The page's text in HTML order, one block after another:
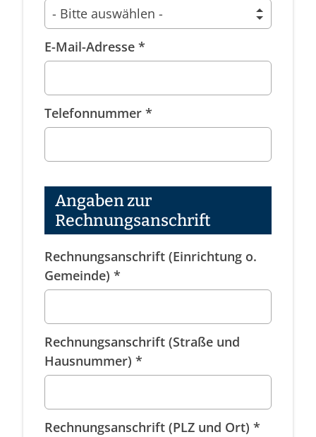
E-Mail-Adresse *
Telefonnummer *
Angaben zur
Rechnungsanschrift
Rechnungsanschrift (Einrichtung o.
Gemeinde) *
Rechnungsanschrift (Straße und
Hausnummer) *
Rechnungsanschrift (PLZ und Ort) *